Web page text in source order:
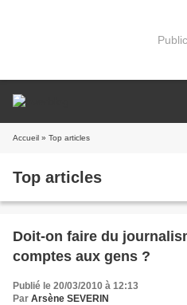
Accueil » Top articles
Top articles
Doit-on faire du
comptes aux gens ?
Publié le 20/03/2010 à 12:13
Par Arsène SEVERIN